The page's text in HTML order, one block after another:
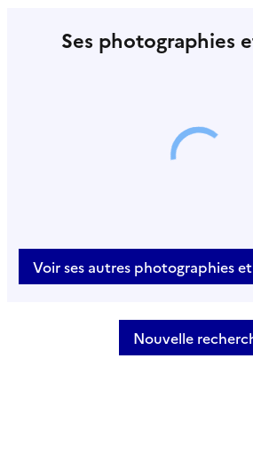
Ses photographies
Voir ses autres photographies
Nouvelle